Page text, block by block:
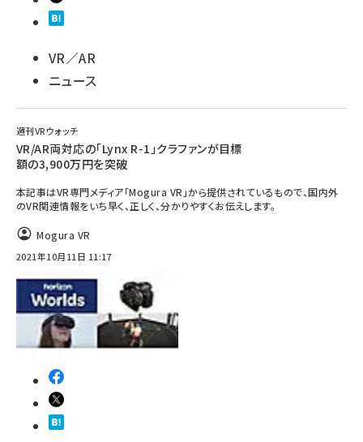
VR／AR
ニュース
週刊VRウォッチ
VR/AR両対応の「Lynx R-1」クラファンが目標
額の3,900万円を突破
本記事はVR専門メディア「Mogura VR」から提供されているもので、国内外
のVR関連情報をいち早く、正しく、分かりやすくお伝えします。
Mogura VR
2021年10月11日 11:17